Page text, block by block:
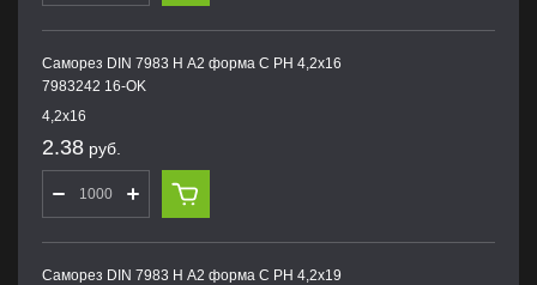
Саморез DIN 7983 H А2 форма С PH 4,2х16
7983242 16-OK
4,2х16
2.38 руб.
Саморез DIN 7983 H А2 форма С PH 4,2х19